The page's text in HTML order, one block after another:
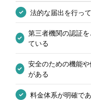
✓ 法的な届出を行っ
✓
第三者機関の認証を
ている
✓
安全のための機能や
がある
✓ 料金体系が明確で